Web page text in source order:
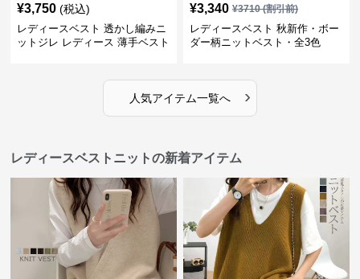
¥3,750 (税込)
レディースベスト 透かし編みニ
ットジレ レディース 薄手ベスト
¥3,340 ¥3710(割引前)
レディースベスト 秋新作・ボー
ダー柄ニットベスト・全3色
人気アイテム一覧へ ›
レディースベストニットの新着アイテム